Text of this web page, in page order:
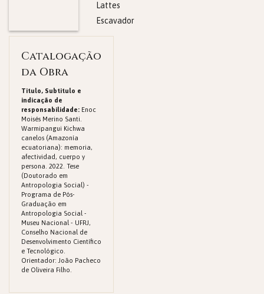
Lattes
Escavador
Catalogação
da Obra
Titulo, Subtitulo e
indicação de
responsabilidade: Enoc
Moisés Merino Santi.
Warmipangui Kichwa
canelos (Amazonía
ecuatoriana): memoria,
afectividad, cuerpo y
persona. 2022. Tese
(Doutorado em
Antropologia Social) -
Programa de Pós-
Graduação em
Antropologia Social -
Museu Nacional - UFRJ,
Conselho Nacional de
Desenvolvimento Científico
e Tecnológico.
Orientador: João Pacheco
de Oliveira Filho.